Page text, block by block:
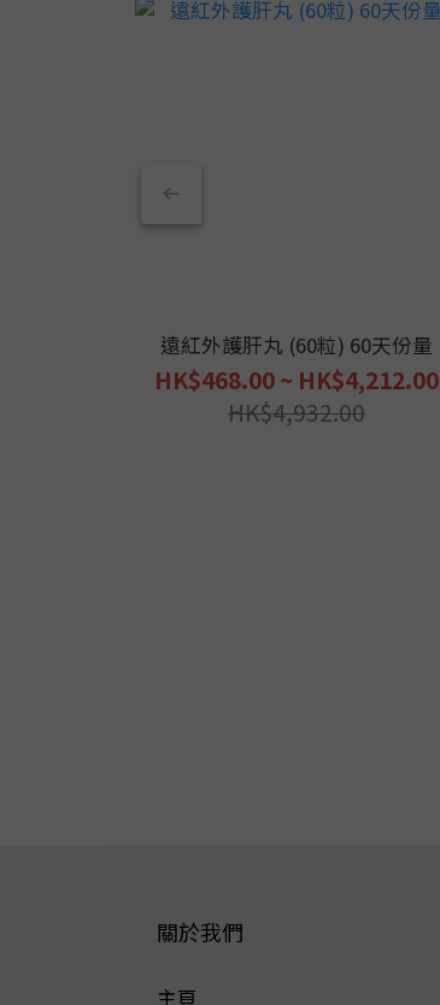
遠紅外護肝丸 (60粒) 60天份量
HK$468.00 ~ HK$4,212.00
HK$4,932.00
關於我們
主頁